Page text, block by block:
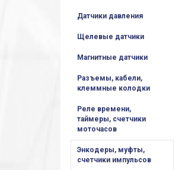
Датчики давления
Щелевые датчики
Магнитные датчики
Разъемы, кабели,
клеммные колодки
Реле времени,
таймеры, счетчики
моточасов
Энкодеры, муфты,
счетчики импульсов